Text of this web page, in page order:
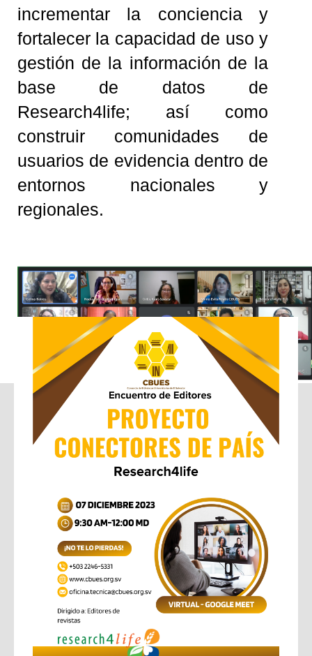
incrementar la conciencia y
fortalecer la capacidad de uso y
gestión de la información de la
base de datos de
Research4life; así como
construir comunidades de
usuarios de evidencia dentro de
entornos nacionales y
regionales.